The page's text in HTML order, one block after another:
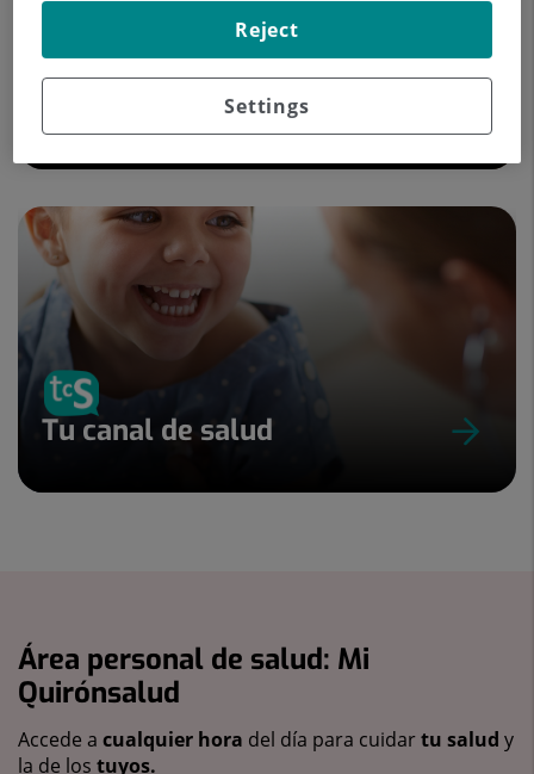
Nuestros blogs
Tu canal de salud
Área personal de salud: Mi
Quirónsalud
Accede a cualquier hora del día para cuidartu salud y
la de los tuyos.
Settings
Reject